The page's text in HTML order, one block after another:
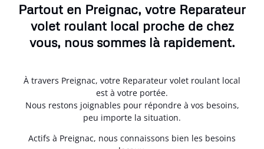
Partout en Preignac, votre Reparateur
volet roulant local proche de chez
vous, nous sommes là rapidement.
À travers Preignac, votre Reparateur volet roulant local
est à votre portée.
Nous restons joignables pour répondre à vos besoins,
peu importe la situation.
Actifs à Preignac, nous connaissons bien les besoins